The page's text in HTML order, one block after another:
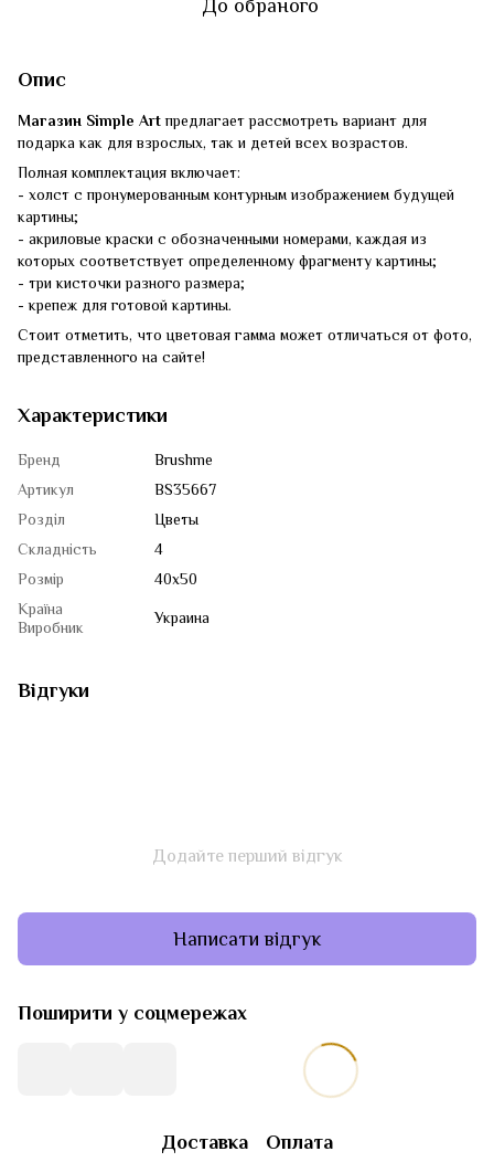
До обраного
Опис
Магазин Simple Artпредлагает рассмотреть вариант для
подарка как для взрослых, так и детей всех возрастов.
Полная комплектация включает:
- холст с пронумерованным контурным изображением будущей
картины;
- акриловые краски с обозначенными номерами, каждая из
которых соответствует определенному фрагменту картины;
- три кисточки разного размера;
- крепеж для готовой картины.
Стоит отметить, что цветовая гамма может отличаться от фото,
представленного на сайте!
Характеристики
Бренд
Brushme
Артикул
BS35667
Розділ
Цветы
Складність
4
Розмір
40x50
Країна
Виробник
Украина
Відгуки
Додайте перший відгук
Написати відгук
Поширити у соцмережах
Доставка Оплата